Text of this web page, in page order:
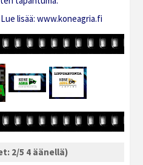
lisää: www.koneagria.fi
2/5 4 äänellä)